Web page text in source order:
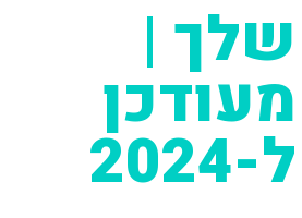
שלך |
מעודכן
ל-2024